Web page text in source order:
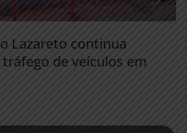
Lazareto continua
de veículos em